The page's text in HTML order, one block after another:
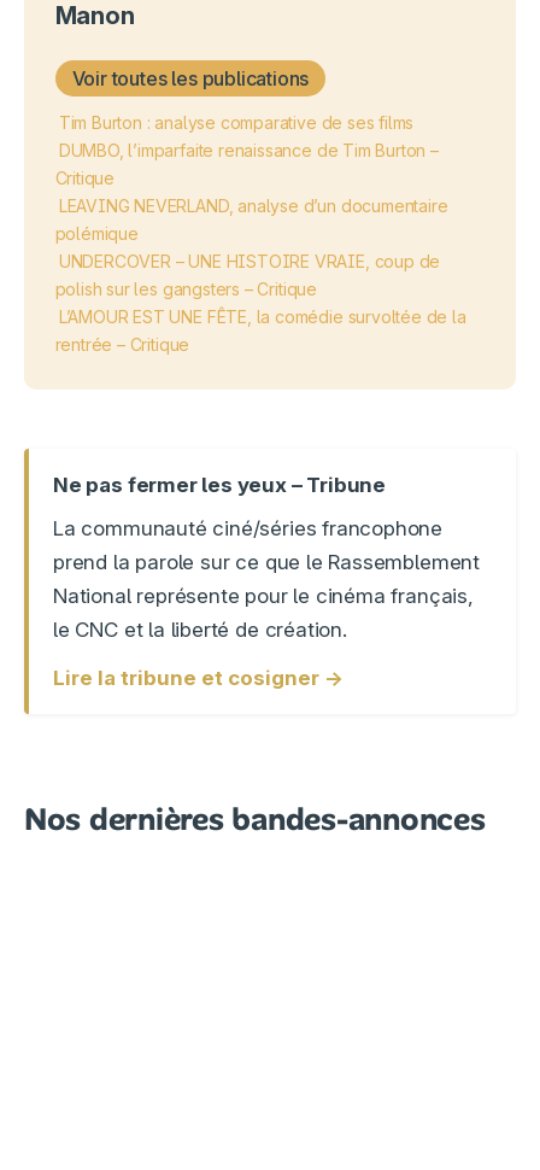
Manon
Voir toutes les publications
Tim Burton : analyse comparative de ses films
DUMBO, l’imparfaite renaissance de Tim Burton –
Critique
LEAVING NEVERLAND, analyse d’un documentaire
polémique
UNDERCOVER – UNE HISTOIRE VRAIE, coup de
polish sur les gangsters – Critique
L’AMOUR EST UNE FÊTE, la comédie survoltée de la
rentrée – Critique
Ne pas fermer les yeux – Tribune
La communauté ciné/séries francophone
prend la parole sur ce que le Rassemblement
National représente pour le cinéma français,
le CNC et la liberté de création.
Lire la tribune et cosigner →
Nos dernières bandes-annonces